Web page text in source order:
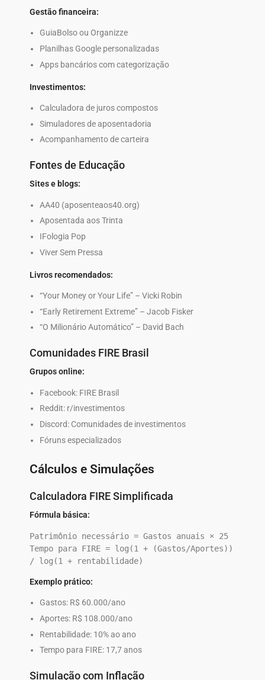
Gestão financeira:
GuiaBolso ou Organizze
Planilhas Google personalizadas
Apps bancários com categorização
Investimentos:
Calculadora de juros compostos
Simuladores de aposentadoria
Acompanhamento de carteira
Fontes de Educação
Sites e blogs:
AA40 (aposenteaos40.org)
Aposentada aos Trinta
IFologia Pop
Viver Sem Pressa
Livros recomendados:
“Your Money or Your Life” – Vicki Robin
“Early Retirement Extreme” – Jacob Fisker
“O Milionário Automático” – David Bach
Comunidades FIRE Brasil
Grupos online:
Facebook: FIRE Brasil
Reddit: r/investimentos
Discord: Comunidades de investimentos
Fóruns especializados
Cálculos e Simulações
Calculadora FIRE Simplificada
Fórmula básica:
Patrimônio necessário = Gastos anuais × 25
Tempo para FIRE = log(1 + (Gastos/Aportes))
Exemplo prático:
Gastos: R$ 60.000/ano
Aportes: R$ 108.000/ano
Rentabilidade: 10% ao ano
Tempo para FIRE: 17,7 anos
Simulação com Inflação